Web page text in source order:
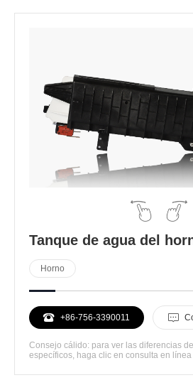
Tanque de agua del
Horno
+86-756-3390011
Consejo cálido: para ver las diferencias
específicos, haga clic en consulta en línea